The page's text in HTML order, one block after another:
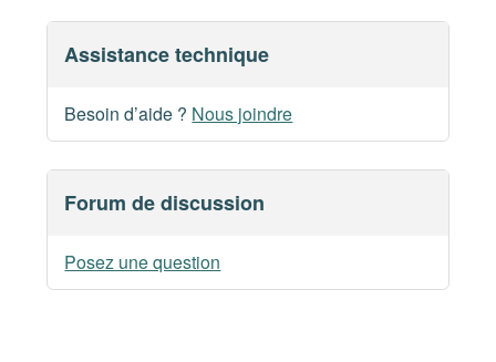
Assistance technique
Besoin d’aide ? Nous joindre
Forum de discussion
Posez une question